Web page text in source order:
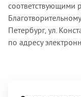
соответствующими
Петербург, ул.
по адресу